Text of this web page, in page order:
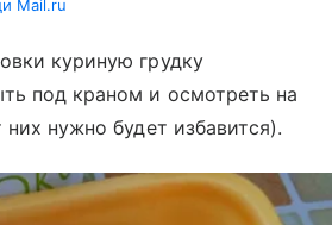
Mail.ru
куриную грудку
под краном и осмотреть на
них нужно будет избавится).